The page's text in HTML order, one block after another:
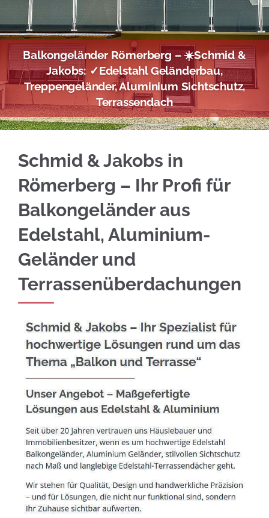
Balkongeländer Römerberg – ☀️Schmid &
Jakobs: ✓Edelstahl Geländerbau,
Treppengeländer, Aluminium Sichtschutz,
Terrassendach
Schmid & Jakobs in
Römerberg – Ihr Profi für
Balkongeländer aus
Edelstahl, Aluminium-
Geländer und
Terrassenüberdachungen